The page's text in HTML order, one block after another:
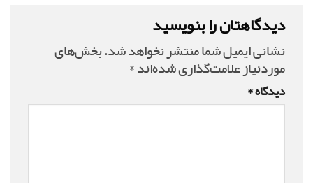
دیدگاهتان را بنویسید
نشانی ایمیل شما منتشر نخواهد شد.بخش‌های
موردنیاز علامت‌گذاری شده‌اند*
دیدگاه*